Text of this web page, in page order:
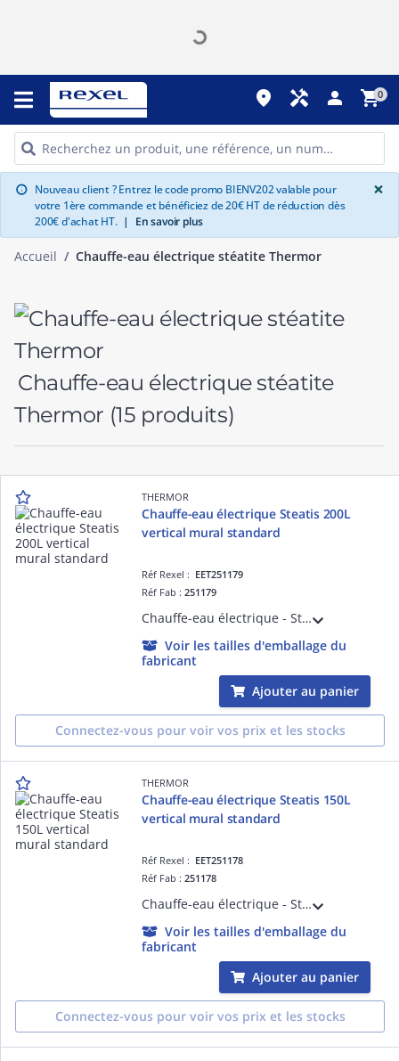
place handyman person shopping_cart0
info Nouveau client ? Entrez le code promo BIENV202 valable pour
votre 1ère commande et bénéficiez de 20€ HT de réduction dès
200€ d'achat HT. | En savoir plus
×
Accueil Chauffe-eau électrique stéatite Thermor
Chauffe-eau électrique stéatite
Thermor (15 produits)
THERMOR
Chauffe-eau électrique Steatis 200L
vertical mural standard
Réf Rexel : EET251179
Réf Fab :251179
Chauffe-eau électrique - Steatis 200L vertical mural standard monophasé (transformable en triphasé avec kit) - équipé du double entraxe 800/700mm - livré avec 1 raccord diélectrique 3/4'
Voir les tailles d'emballage du
fabricant
Ajouter au panier
Connectez-vous pour voir vos prix et les stocks
THERMOR
Chauffe-eau électrique Steatis 150L
vertical mural standard
Réf Rexel : EET251178
Réf Fab :251178
Chauffe-eau électrique - Steatis 150L vertical mural standard monophasé - équipé du double entraxe 800/500mm - livré avec 1 raccord diélectrique 3/4'
Voir les tailles d'emballage du
fabricant
Ajouter au panier
Connectez-vous pour voir vos prix et les stocks